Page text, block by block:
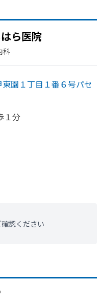
ら医院
科
園１丁目１番６号パセ
１分
認ください